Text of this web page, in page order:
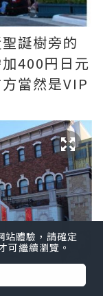
誕樹旁的
400円日元
當然是VIP
體驗，請確定
可繼續瀏覽。